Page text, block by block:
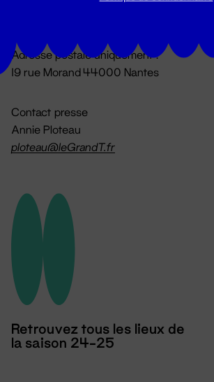
Adresse postale uniquement :
19 rue Morand 44000 Nantes
Contact presse
Annie Ploteau
ploteau@leGrandT.fr
Retrouvez tous les lieux de
la saison 24-25